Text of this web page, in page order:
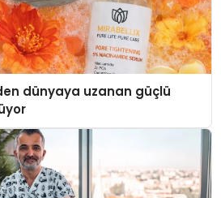
dünyaya uzanan güçlü